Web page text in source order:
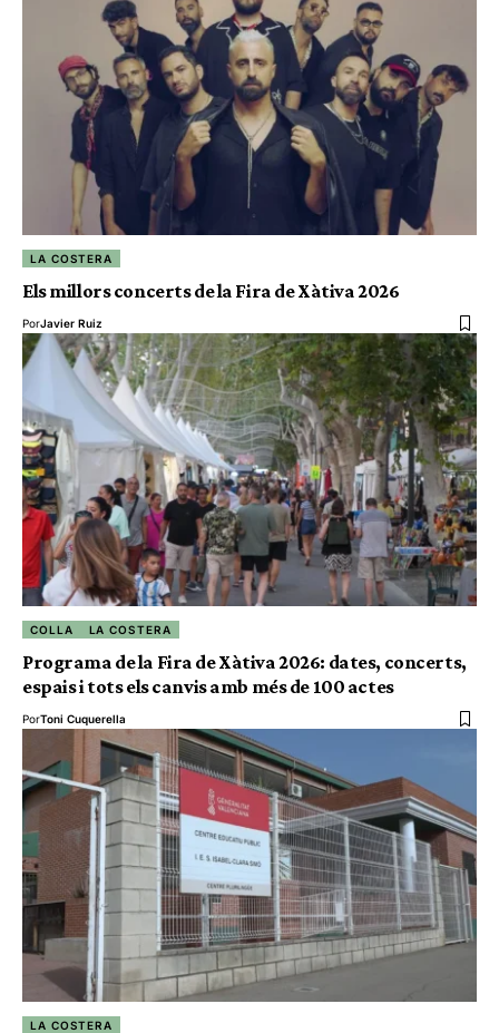
LA COSTERA
Els millors concerts de la Fira de Xàtiva 2026
PorJavier Ruiz
COLLA LA COSTERA
Programa de la Fira de Xàtiva 2026: dates, concerts,
espais i tots els canvis amb més de 100 actes
PorToni Cuquerella
LA COSTERA